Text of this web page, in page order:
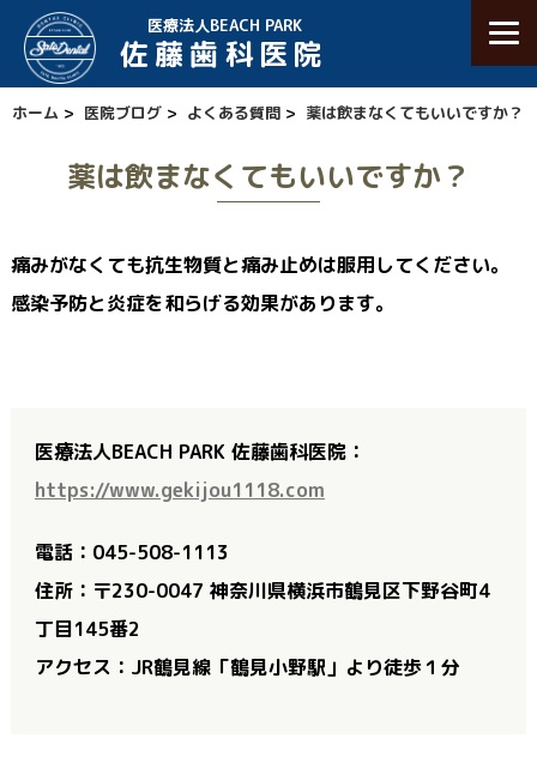
医療法人BEACH PARK
佐藤歯科医院
ホーム > 医院ブログ > よくある質問 > 薬は飲まなくてもいいですか？
薬は飲まなくてもいいですか？
痛みがなくても抗生物質と痛み止めは服用してください。
感染予防と炎症を和らげる効果があります。
医療法人BEACH PARK 佐藤歯科医院：
https://www.gekijou1118.com
電話：045-508-1113
住所：〒230-0047 神奈川県横浜市鶴見区下野谷町4
丁目145番2
アクセス：JR鶴見線「鶴見小野駅」より徒歩１分